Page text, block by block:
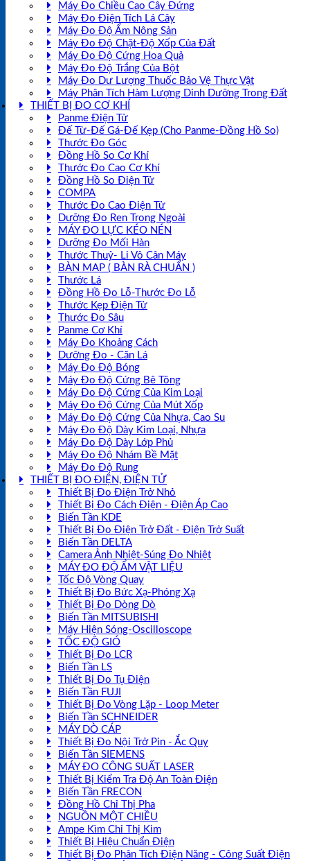
Máy Đo Chiều Cao Cây Đứng
Máy Đo Điện Tích Lá Cây
Máy Đo Độ Ẩm Nông Sản
Máy Đo Độ Chặt-Độ Xốp Của Đất
Máy Đo Độ Cứng Hoa Quả
Máy Đo Độ Trắng Của Bột
Máy Đo Dư Lượng Thuốc Bảo Vệ Thực Vật
Máy Phân Tích Hàm Lượng Dinh Dưỡng Trong Đất
THIẾT BỊ ĐO CƠ KHÍ
Panme Điện Tử
Đế Từ-Đế Gá-Đế Kẹp (Cho Panme-Đồng Hồ So)
Thước Đo Góc
Đồng Hồ So Cơ Khí
Thước Đo Cao Cơ Khí
Đồng Hồ So Điện Tử
COMPA
Thước Đo Cao Điện Tử
Dưỡng Đo Ren Trong Ngoài
MÁY ĐO LỰC KÉO NÉN
Dưỡng Đo Mối Hàn
Thước Thuỷ- Li Vô Cân Máy
BÀN MAP ( BÀN RÀ CHUẨN )
Thước Lá
Đồng Hồ Đo Lỗ-Thước Đo Lỗ
Thước Kẹp Điện Tử
Thước Đo Sâu
Panme Cơ Khí
Máy Đo Khoảng Cách
Dưỡng Đo - Căn Lá
Máy Đo Độ Bóng
Máy Đo Độ Cứng Bê Tông
Máy Đo Độ Cứng Của Kim Loại
Máy Đo Độ Cứng Của Mút Xốp
Máy Đo Độ Cứng Của Nhựa, Cao Su
Máy Đo Độ Dày Kim Loại, Nhựa
Máy Đo Độ Dày Lớp Phủ
Máy Đo Độ Nhám Bề Mặt
Máy Đo Độ Rung
THIẾT BỊ ĐO ĐIỆN, ĐIỆN TỬ
Thiết Bị Đo Điện Trở Nhỏ
Thiết Bị Đo Cách Điện - Điện Áp Cao
Biến Tần KDE
Thiết Bị Đo Điện Trở Đất - Điện Trở Suất
Biến Tần DELTA
Camera Ảnh Nhiệt-Súng Đo Nhiệt
MÁY ĐO ĐỘ ẨM VẬT LIỆU
Tốc Độ Vòng Quay
Thiết Bị Đo Bức Xạ-Phóng Xạ
Thiết Bị Đo Dòng Dò
Biến Tần MITSUBISHI
Máy Hiện Sóng-Oscilloscope
TỐC ĐỘ GIÓ
Thiết Bị Đo LCR
Biến Tần LS
Thiết Bị Đo Tụ Điện
Biến Tần FUJI
Thiết Bị Đo Vòng Lặp - Loop Meter
Biến Tần SCHNEIDER
MÁY DÒ CÁP
Thiết Bị Đo Nội Trở Pin - Ắc Quy
Biến Tần SIEMENS
MÁY ĐO CÔNG SUẤT LASER
Thiết Bị Kiểm Tra Độ An Toàn Điện
Biến Tần FRECON
Đồng Hồ Chỉ Thị Pha
NGUỒN MỘT CHIỀU
Ampe Kìm Chỉ Thị Kim
Thiết Bị Hiệu Chuẩn Điện
Thiết Bị Đo Phân Tích Điện Năng - Công Suất Điện